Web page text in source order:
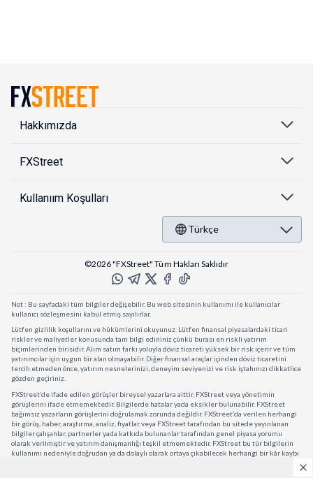
Hakkımızda
FXStreet
Kullanıım Koşulları
Türkçe
©2026 "FXStreet" Tüm Hakları Saklıdır
Not : Bu sayfadaki tüm bilgiler değişebilir. Bu web sitesinin kullanımı ile kullanıcılar
kullanıcı sözleşmesini kabul etmiş sayılırlar.
Lütfen gizlilik koşullarını ve hükümlerini okuyunuz. Lütfen finansal piyasalardaki ticari
riskler ve maliyetler konusunda tam bilgi edininiz çünkü burası en riskli yatırım
biçimlerinden birisidir. Alım satım farkı yoluyla döviz ticareti yüksek bir risk içerir ve tüm
yatırımcılar için uygun bir alan olmayabilir. Diğer finansal araçlar içinden döviz ticaretini
tercih etmeden önce, yatırım nesnelerinizi, deneyim seviyenizi ve risk iştahınızı dikkatlice
gözden geçiriniz.
FXStreet’de ifade edilen görüşler bireysel yazarlara aittir, FXStreet veya yönetimin
görüşlerini ifade etmemektedir. Bilgilerde hatalar yada eksikler bulunabilir. FXStreet
bağımsız yazarların görüşlerini doğrulamak zorunda değildir. FXStreet’da verilen herhangi
bir görüş, haber, araştırma, analiz, fiyatlar veya FXStreet tarafından bu sitede yayınlanan
bilgiler çalışanlar, partnerler yada katkıda bulunanlar tarafından genel piyasa yorumu
olarak verilmiştir ve yatırım danışmanlığı teşkil etmemektedir. FXStreet bu tür bilgilerin
kullanımı nedeniyle doğrudan ya da dolaylı olarak ortaya çıkabilecek herhangi bir kâr kaybı